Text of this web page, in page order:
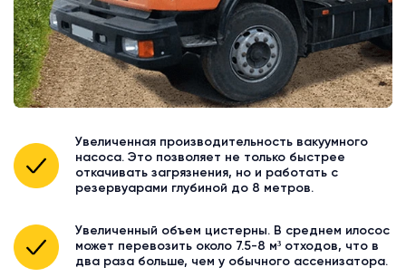
Увеличенная производительность вакуумного
насоса. Это позволяет не только быстрее
откачивать загрязнения, но и работать с
резервуарами глубиной до 8 метров.
Увеличенный объем цистерны. В среднем илосос
может перевозить около 7.5-8 м³ отходов, что в
два раза больше, чем у обычного ассенизатора.